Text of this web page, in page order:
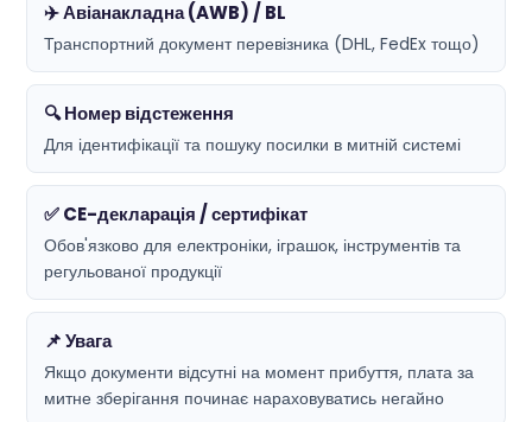
✈️ Авіанакладна (AWB) / BL
Транспортний документ перевізника (DHL, FedEx тощо)
🔍 Номер відстеження
Для ідентифікації та пошуку посилки в митній системі
✅ CE-декларація / сертифікат
Обов'язково для електроніки, іграшок, інструментів та
регульованої продукції
📌 Увага
Якщо документи відсутні на момент прибуття, плата за
митне зберігання починає нараховуватись негайно